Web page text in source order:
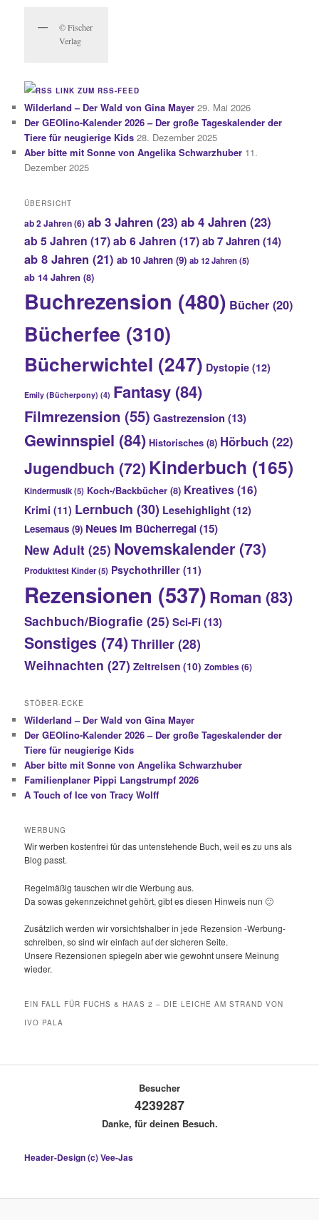
© Fischer
Verlag
LINK ZUM RSS-FEED
Wilderland – Der Wald von Gina Mayer 29. Mai 2026
Der GEOlino-Kalender 2026 – Der große Tageskalender der
Tiere für neugierige Kids 28. Dezember 2025
Aber bitte mit Sonne von Angelika Schwarzhuber 11.
Dezember 2025
ÜBERSICHT
ab 2 Jahren(6) ab 3 Jahren (23) ab 4 Jahren (23)
ab 5 Jahren (17)ab 6 Jahren (17)ab 7 Jahren(14)
ab 8 Jahren (21) ab 10 Jahren (9) ab 12 Jahren(5)
ab 14 Jahren (8)
Buchrezension (480) Bücher (20)
Bücherfee (310)
Bücherwichtel (247) Dystopie (12)
Emily (Bücherpony) (4) Fantasy (84)
Filmrezension (55) Gastrezension (13)
Gewinnspiel (84) Historisches (8) Hörbuch (22)
Jugendbuch (72)Kinderbuch (165)
Kindermusik(5) Koch-/Backbücher (8) Kreatives (16)
Krimi (11) Lernbuch (30) Lesehighlight (12)
Lesemaus (9) Neues im Bücherregal(15)
New Adult (25) Novemskalender(73)
Produkttest Kinder(5) Psychothriller (11)
Rezensionen (537)Roman (83)
Sachbuch/Biografie (25) Sci-Fi (13)
Sonstiges (74) Thriller (28)
Weihnachten (27) Zeitreisen (10) Zombies(6)
STÖBER-ECKE
Wilderland – Der Wald von Gina Mayer
Der GEOlino-Kalender 2026 – Der große Tageskalender der
Tiere für neugierige Kids
Aber bitte mit Sonne von Angelika Schwarzhuber
Familienplaner Pippi Langstrumpf 2026
A Touch of Ice von Tracy Wolff
WERBUNG
Wir werben kostenfrei für das untenstehende Buch, weil es zu uns als
Blog passt.
Regelmäßig tauschen wir die Werbung aus.
Da sowas gekennzeichnet gehört, gibt es diesen Hinweis nun 🙂
Zusätzlich werden wir vorsichtshalber in jede Rezension -Werbung-
schreiben, so sind wir einfach auf der sicheren Seite.
Unsere Rezensionen spiegeln aber wie gewohnt unsere Meinung
wieder.
EIN FALL FÜR FUCHS & HAAS 2 – DIE LEICHE AM STRAND VON
IVO PALA
Besucher
4239287
Danke, für deinen Besuch.
Header-Design (c) Vee-Jas